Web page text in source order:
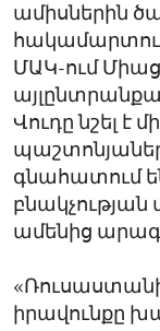
ամիսներին
ՄԱԿ-ում
Վուդը նշել է
գնահատում
ամենից
իրավունքը